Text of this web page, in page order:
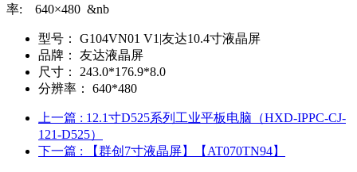
率: 640×480 &nb
型号：
G104VN01 V1|友达10.4寸液晶屏
品牌：
友达液晶屏
尺寸：
243.0*176.9*8.0
分辨率：
640*480
上一篇 : 12.1寸D525系列工业平板电脑（HXD-IPPC-CJ-
121-D525）
下一篇 : 【群创7寸液晶屏】【AT070TN94】